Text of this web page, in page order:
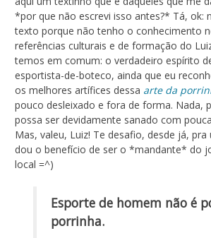
*por que não escrevi isso antes?* Tá, ok:
texto porque não tenho o conhecimento
referências culturais e de formação do
temos em comum: o verdadeiro espírito
esportista-de-boteco, ainda que eu
os melhores artífices dessa arte da
pouco desleixado e fora de forma. Nada,
possa ser devidamente sanado com
Mas, valeu, Luiz! Te desafio, desde já,
dou o benefício de ser o *mandante* do
local =^)
Esporte de homem não é
porrinha.